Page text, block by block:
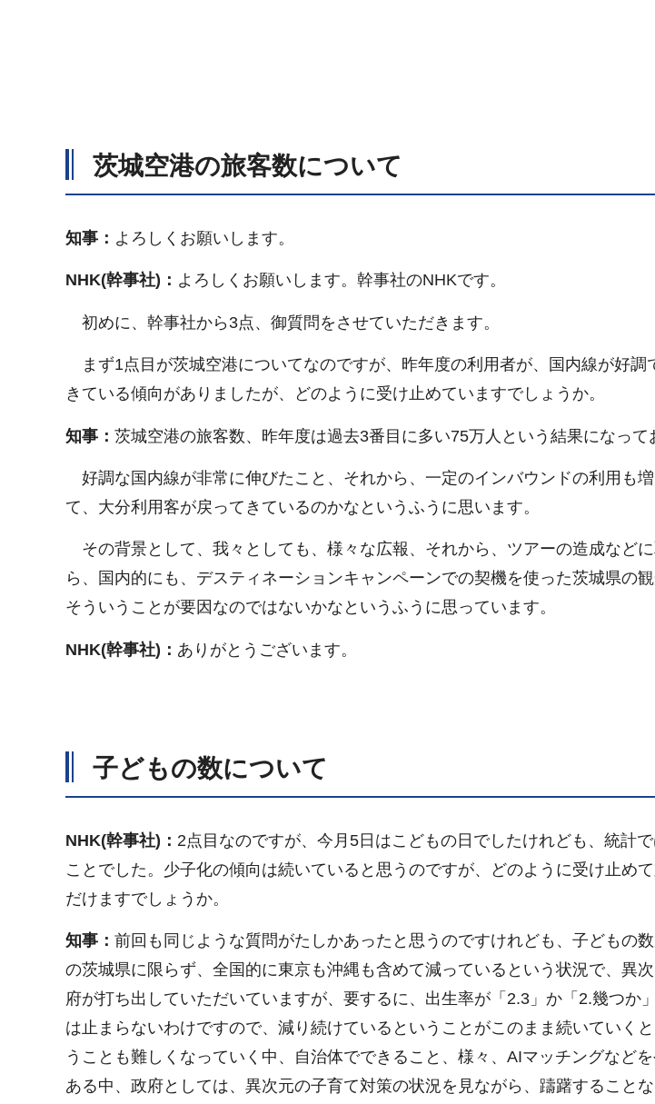
茨城空港の旅客数について
知事： よろしくお願いします。
NHK(幹事社)： よろしくお願いします。幹事社のNHKです。
初めに、幹事社から3点、御質問をさせていただきます。
まず1点目が茨城空港についてなのですが、昨年度の利用者が、国内線が好調
きている傾向がありましたが、どのように受け止めていますでしょうか。
知事： 茨城空港の旅客数、昨年度は過去3番目に多い75万人という結果になって
好調な国内線が非常に伸びたこと、それから、一定のインバウンドの利用も
て、大分利用客が戻ってきているのかなというふうに思います。
その背景として、我々としても、様々な広報、それから、ツアーの造成など
ら、国内的にも、デスティネーションキャンペーンでの契機を使った茨城県の
そういうことが要因なのではないかなというふうに思っています。
NHK(幹事社)： ありがとうございます。
子どもの数について
NHK(幹事社)： 2点目なのですが、今月5日はこどもの日でしたけれども、統計
ことでした。少子化の傾向は続いていると思うのですが、どのように受け止め
だけますでしょうか。
知事： 前回も同じような質問がたしかあったと思うのですけれども、子どもの
の茨城県に限らず、全国的に東京も沖縄も含めて減っているという状況で、異
府が打ち出していただいていますが、要するに、出生率が「2.3」か「2.幾つか
は止まらないわけですので、減り続けているということがこのまま続いていく
うことも難しくなっていく中、自治体でできること、様々、AIマッチングなど
ある中、政府としては、異次元の子育て対策の状況を見ながら、躊躇すること